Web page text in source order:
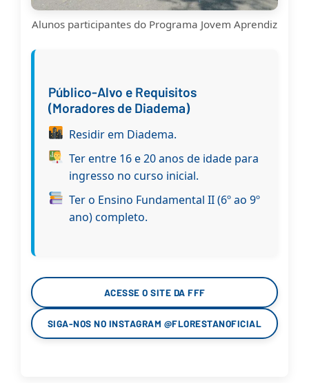
Alunos participantes do Programa Jovem Aprendiz
Público-Alvo e Requisitos
(Moradores de Diadema)
Residir em Diadema.
Ter entre 16 e 20 anos de idade para
ingresso no curso inicial.
Ter o Ensino Fundamental II (6º ao 9º
ano) completo.
ACESSE O SITE DA FFF
SIGA-NOS NO INSTAGRAM @FLORESTANOFICIAL